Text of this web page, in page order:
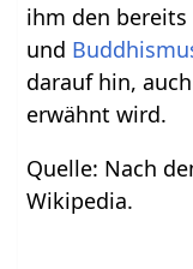
ihm den
und
darauf hin,
erwähnt wird.
Quelle: Nach
Wikipedia.